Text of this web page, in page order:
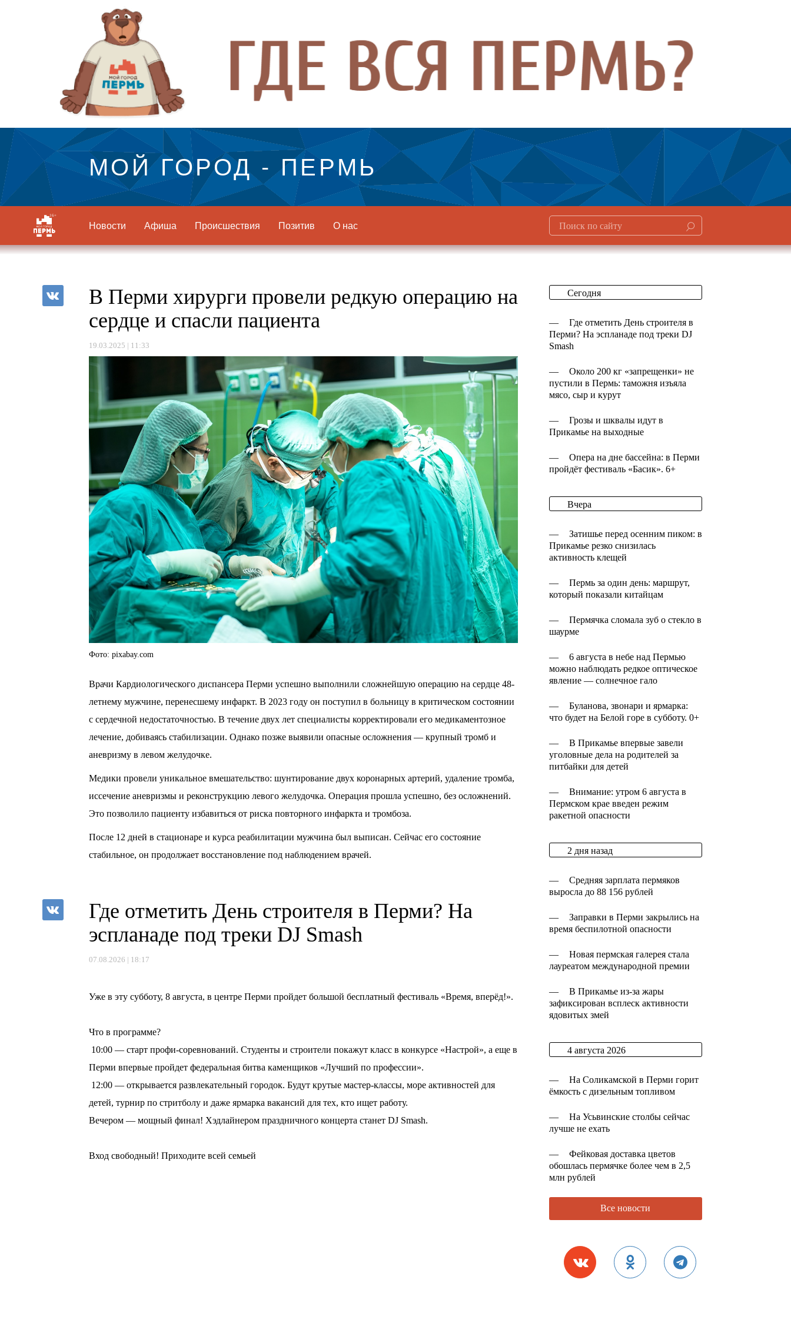
МОЙ ГОРОД - ПЕРМЬ
Новости Афиша Происшествия Позитив О нас
В Перми хирурги провели редкую операцию на
сердце и спасли пациента
19.03.2025 | 11:33
Фото: pixabay.com
Врачи Кардиологического диспансера Перми успешно выполнили сложнейшую операцию на сердце 48-
летнему мужчине, перенесшему инфаркт. В 2023 году он поступил в больницу в критическом состоянии
с сердечной недостаточностью. В течение двух лет специалисты корректировали его медикаментозное
лечение, добиваясь стабилизации. Однако позже выявили опасные осложнения — крупный тромб и
аневризму в левом желудочке.
Медики провели уникальное вмешательство: шунтирование двух коронарных артерий, удаление тромба,
иссечение аневризмы и реконструкцию левого желудочка. Операция прошла успешно, без осложнений.
Это позволило пациенту избавиться от риска повторного инфаркта и тромбоза.
После 12 дней в стационаре и курса реабилитации мужчина был выписан. Сейчас его состояние
стабильное, он продолжает восстановление под наблюдением врачей.
Где отметить День строителя в Перми? На
эспланаде под треки DJ Smash
07.08.2026 | 18:17
Уже в эту субботу, 8 августа, в центре Перми пройдет большой бесплатный фестиваль «Время, вперёд!».
Что в программе?
10:00 — старт профи-соревнований. Студенты и строители покажут класс в конкурсе «Настрой», а еще в
Перми впервые пройдет федеральная битва каменщиков «Лучший по профессии».
12:00 — открывается развлекательный городок. Будут крутые мастер-классы, море активностей для
детей, турнир по стритболу и даже ярмарка вакансий для тех, кто ищет работу.
Вечером — мощный финал! Хэдлайнером праздничного концерта станет DJ Smash.
Вход свободный! Приходите всей семьей
Сегодня
—
Где отметить День строителя в
Перми? На эспланаде под треки DJ
Smash
—
Около 200 кг «запрещенки» не
пустили в Пермь: таможня изъяла
мясо, сыр и курут
—
Грозы и шквалы идут в
Прикамье на выходные
—
Опера на дне бассейна: в Перми
пройдёт фестиваль «Басик». 6+
Вчера
—
Затишье перед осенним пиком: в
Прикамье резко снизилась
активность клещей
—
Пермь за один день: маршрут,
который показали китайцам
—
Пермячка сломала зуб о стекло в
шаурме
—
6 августа в небе над Пермью
можно наблюдать редкое оптическое
явление — солнечное гало
—
Буланова, звонари и ярмарка:
что будет на Белой горе в субботу. 0+
—
В Прикамье впервые завели
уголовные дела на родителей за
питбайки для детей
—
Внимание: утром 6 августа в
Пермском крае введен режим
ракетной опасности
2 дня назад
—
Средняя зарплата пермяков
выросла до 88 156 рублей
—
Заправки в Перми закрылись на
время беспилотной опасности
—
Новая пермская галерея стала
лауреатом международной премии
—
В Прикамье из-за жары
зафиксирован всплеск активности
ядовитых змей
4 августа 2026
—
На Соликамской в Перми горит
ёмкость с дизельным топливом
—
На Усьвинские столбы сейчас
лучше не ехать
—
Фейковая доставка цветов
обошлась пермячке более чем в 2,5
млн рублей
Все новости